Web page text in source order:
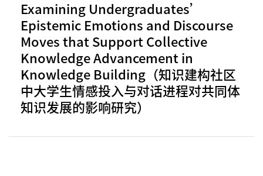
Examining Undergraduates’
Epistemic Emotions and Discourse
Moves that Support Collective
Knowledge Advancement in
Knowledge Building（知识建构社区
中大学生情感投入与对话进程对共同体
知识发展的影响研究）